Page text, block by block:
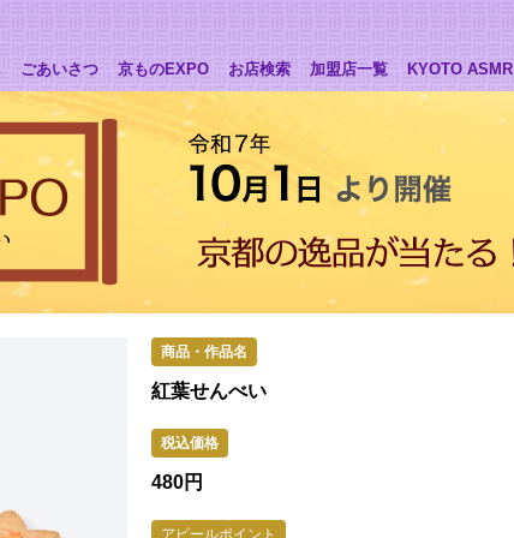
ごあいさつ 京ものEXPO お店検索 加盟店一覧 KYOTO ASMR
紅葉せんべい
480円